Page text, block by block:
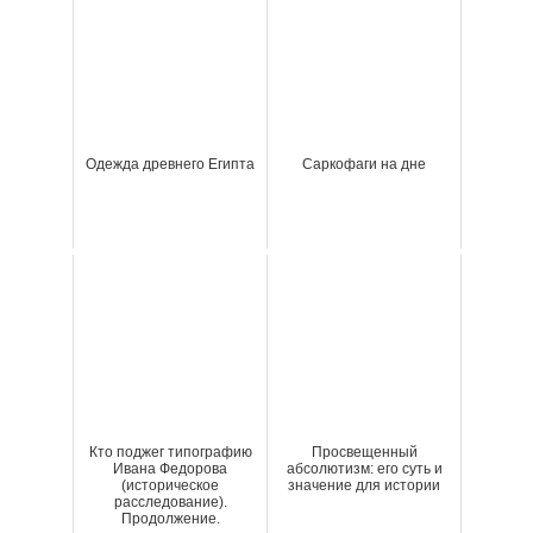
Одежда древнего Египта Саркофаги на дне
Кто поджег типографию
Ивана Федорова
(историческое
расследование).
Продолжение.
Просвещенный
абсолютизм: его суть и
значение для истории